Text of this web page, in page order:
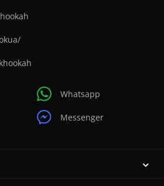
Whatsapp
Messenger